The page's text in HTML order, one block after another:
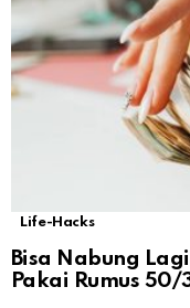
Life-Hacks
Bisa Nabung
Pakai Rumus